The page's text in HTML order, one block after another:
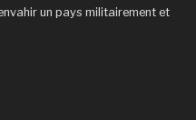
un pays militairement et